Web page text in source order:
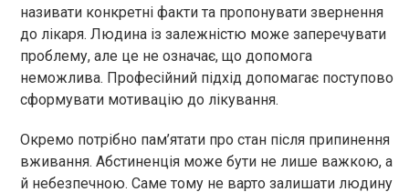
називати конкретні факти та пропонувати звернення
до лікаря. Людина із залежністю може заперечувати
проблему, але це не означає, що допомога
неможлива. Професійний підхід допомагає поступово
сформувати мотивацію до лікування.
Окремо потрібно пам’ятати про стан після припинення
вживання. Абстиненція може бути не лише важкою, а
й небезпечною. Саме тому не варто залишати людину